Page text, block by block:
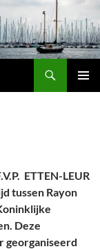
ETTEN-LEUR
tussen Rayon
Deze
georganiseerd